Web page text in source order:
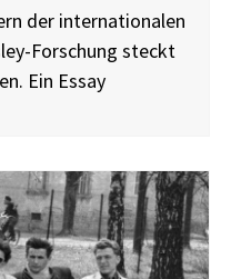
der internationalen
Forschung steckt
Ein Essay